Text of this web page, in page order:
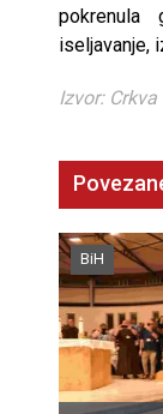
pokrenula
iseljavanje,
Izvor:
BiH